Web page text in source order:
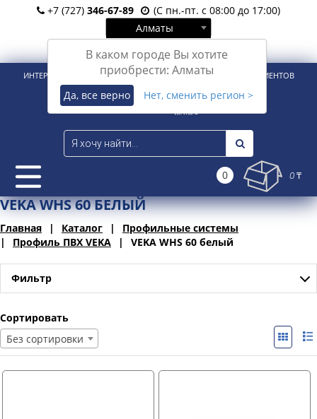
+7 (727) 346-67-89
(С пн.-пт. с 08:00 до 17:00)
Алматы
В каком городе Вы хотите
приобрести: Алматы
Да, все верно Нет, сменить регион >
Вход Регистрация
ИНТЕРНЕТ-МАГАЗИН ДЛЯ РОЗНИЧНЫХ И КОРПОРАТИВНЫХ КЛИЕНТОВ
0 0 ₸
VEKA WHS 60 БЕЛЫЙ
Главная Каталог
Профильные системы
Профиль ПВХ VEKA
VEKA WHS 60 белый
Фильтр
Сортировать
Без сортировки